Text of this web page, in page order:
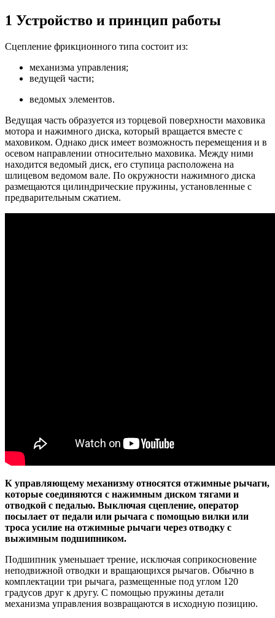
1 Устройство и принцип работы
Сцепление фрикционного типа состоит из:
механизма управления;
ведущей части;
ведомых элементов.
Ведущая часть образуется из торцевой поверхности маховика
мотора и нажимного диска, который вращается вместе с
маховиком. Однако диск имеет возможность перемещения и в
осевом направлении относительно маховика. Между ними
находится ведомый диск, его ступица расположена на
шлицевом ведомом вале. По окружности нажимного диска
размещаются цилиндрические пружины, установленные с
предварительным сжатием.
К управляющему механизму относятся отжимные рычаги,
которые соединяются с нажимным диском тягами и
отводкой с педалью. Выключая сцепление, оператор
посылает от педали или рычага с помощью вилки или
троса усилие на отжимные рычаги через отводку с
выжимным подшипником.
Подшипник уменьшает трение, исключая соприкосновение
неподвижной отводки и вращающихся рычагов. Обычно в
комплектации три рычага, размещенные под углом 120
градусов друг к другу. С помощью пружины детали
механизма управления возвращаются в исходную позицию.